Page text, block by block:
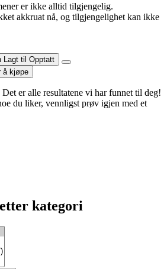
er ikke alltid tilgjengelig.
akkruat nå, og tilgjengelighet kan ikke
Lagt til Opptatt
å kjøpe
Det er alle resultatene vi har funnet til deg!
du liker, vennligst prøv igjen med et
kategori